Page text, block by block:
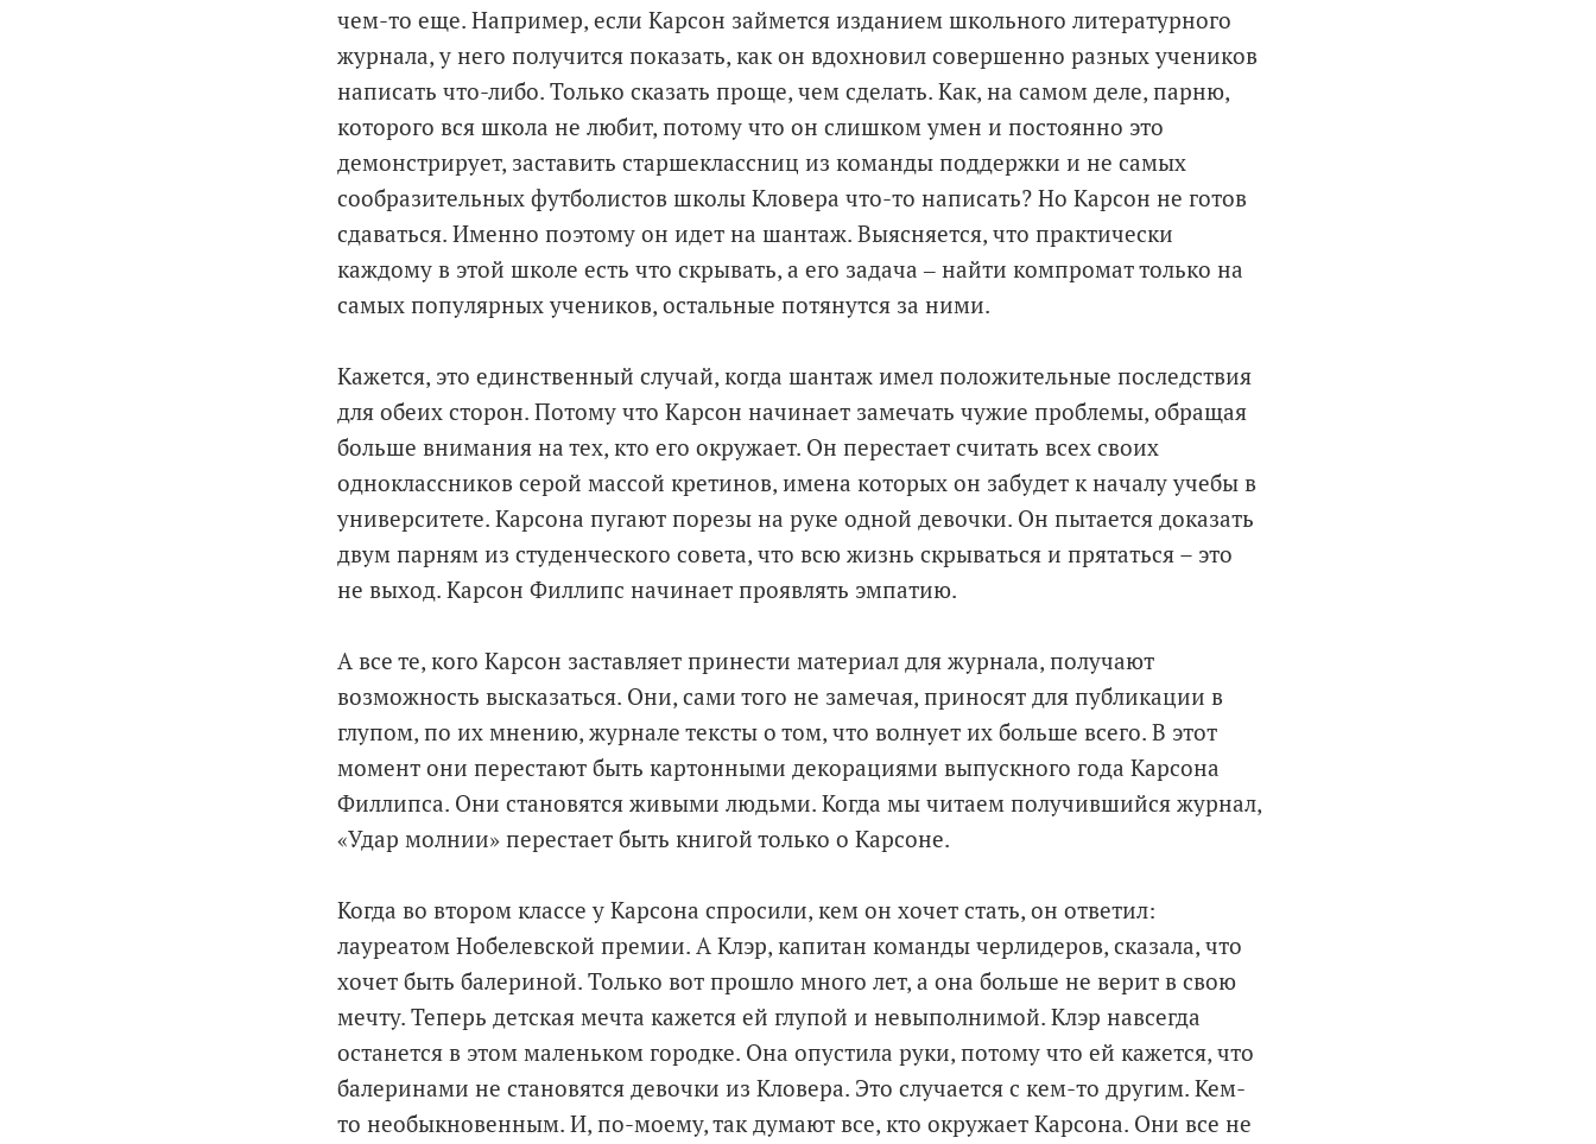
чем-то еще. Например, если Карсон займется изданием школьного литературного
журнала, у него получится показать, как он вдохновил совершенно разных учеников
написать что-либо. Только сказать проще, чем сделать. Как, на самом деле, парню,
которого вся школа не любит, потому что он слишком умен и постоянно это
демонстрирует, заставить старшеклассниц из команды поддержки и не самых
сообразительных футболистов школы Кловера что-то написать? Но Карсон не готов
сдаваться. Именно поэтому он идет на шантаж. Выясняется, что практически
каждому в этой школе есть что скрывать, а его задача ‒ найти компромат только на
самых популярных учеников, остальные потянутся за ними.
Кажется, это единственный случай, когда шантаж имел положительные последствия
для обеих сторон. Потому что Карсон начинает замечать чужие проблемы, обращая
больше внимания на тех, кто его окружает. Он перестает считать всех своих
одноклассников серой массой кретинов, имена которых он забудет к началу учебы в
университете. Карсона пугают порезы на руке одной девочки. Он пытается доказать
двум парням из студенческого совета, что всю жизнь скрываться и прятаться – это
не выход. Карсон Филлипс начинает проявлять эмпатию.
А все те, кого Карсон заставляет принести материал для журнала, получают
возможность высказаться. Они, сами того не замечая, приносят для публикации в
глупом, по их мнению, журнале тексты о том, что волнует их больше всего. В этот
момент они перестают быть картонными декорациями выпускного года Карсона
Филлипса. Они становятся живыми людьми. Когда мы читаем получившийся журнал,
«Удар молнии» перестает быть книгой только о Карсоне.
Когда во втором классе у Карсона спросили, кем он хочет стать, он ответил:
лауреатом Нобелевской премии. А Клэр, капитан команды черлидеров, сказала, что
хочет быть балериной. Только вот прошло много лет, а она больше не верит в свою
мечту. Теперь детская мечта кажется ей глупой и невыполнимой. Клэр навсегда
останется в этом маленьком городке. Она опустила руки, потому что ей кажется, что
балеринами не становятся девочки из Кловера. Это случается с кем-то другим. Кем-
то необыкновенным. И, по-моему, так думают все, кто окружает Карсона. Они все не